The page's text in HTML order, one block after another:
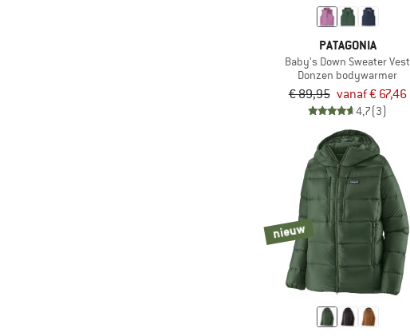
PATAGONIA
Baby's Down Sweater Vest
Donzen bodywarmer
€ 89,95 vanaf € 67,46
4,7(3)
nieuw